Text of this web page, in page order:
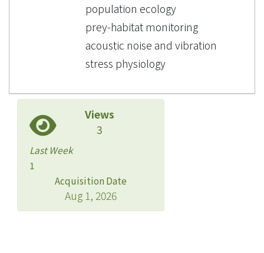
population ecology
prey-habitat monitoring
acoustic noise and vibration
stress physiology
Views
3
Last Week
1
Acquisition Date
Aug 1, 2026